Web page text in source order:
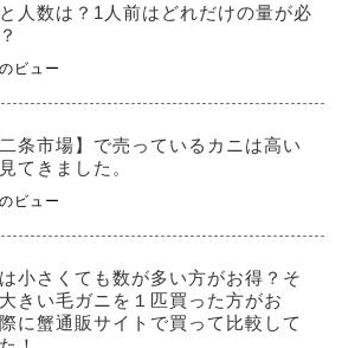
人数は？1人前はどれだけの量が必
ビュー
条市場】で売っているカニは高い
てきました。
ビュー
小さくても数が多い方がお得？そ
きい毛ガニを１匹買った方がお
に蟹通販サイトで買って比較して